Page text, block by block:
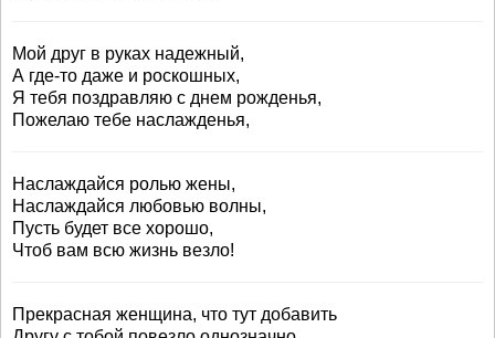
Мой друг в руках надежный,
А где-то даже и роскошных,
Я тебя поздравляю с днем рожденья,
Пожелаю тебе наслажденья,
Наслаждайся ролью жены,
Наслаждайся любовью волны,
Пусть будет все хорошо,
Чтоб вам всю жизнь везло!
Прекрасная женщина, что тут добавить